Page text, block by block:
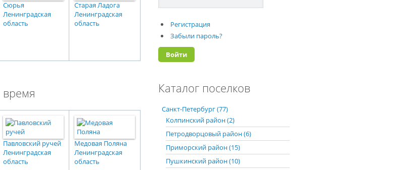
Сюрья
Ленинградская
область
Старая Ладога
Ленинградская
область
время
Павловский ручей
Ленинградская
область
Медовая Поляна
Ленинградская
область
Регистрация
Забыли пароль?
Каталог поселков
Санкт-Петербург (77)
Колпинский район (2)
Петродворцовый район (6)
Приморский район (15)
Пушкинский район (10)